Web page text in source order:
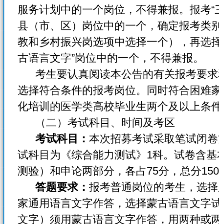
服务计划中的一个岗位，不得兼报。报考
县（市、区）岗位中的一个，确定报考类
教和乡村振兴岗选项中选择一个），再选
古语言文字”岗位中的一个，不得兼报。
考生要认真阅读本公告的有关报考要求
选择符合条件的报考岗位。同时符合困难
化培训的医学类高校毕业生两个及以上条
（二）考试科目、时间及考区
考试科目： 本次招募考试采取笔试闭
试科目为《综合能力测试》1科。试卷含
测验）和申论两部分，各占75分，总分
答题要求： 报考普通岗位的考生，选
家通用语言文字作答，选择蒙古语言文字
文字）须用蒙古语言文字作答，用两种或